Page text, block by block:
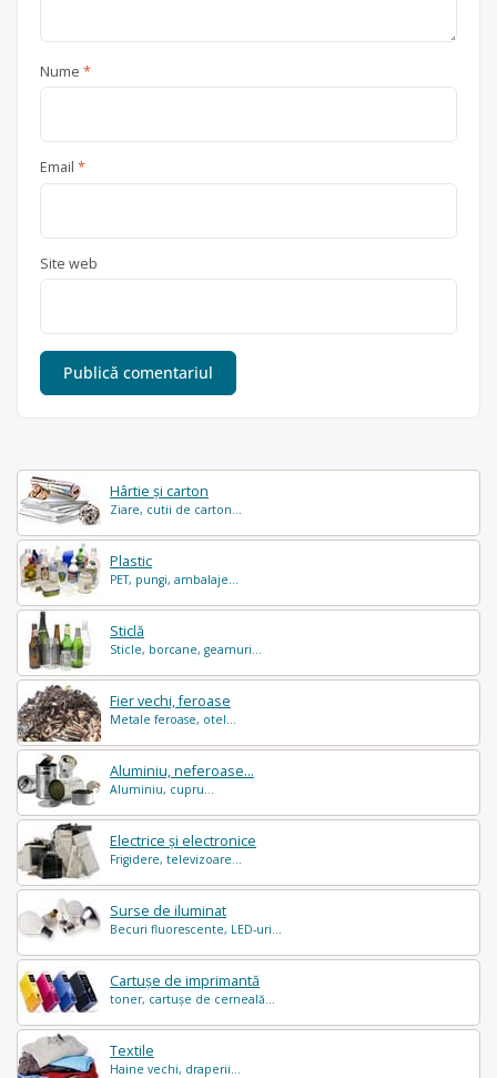
Hârtie și carton
Ziare, cutii de carton...
Plastic
PET, pungi, ambalaje...
Sticlă
Sticle, borcane, geamuri...
Fier vechi, feroase
Metale feroase, otel...
Aluminiu, neferoase...
Aluminiu, cupru...
Electrice și electronice
Frigidere, televizoare...
Surse de iluminat
Becuri fluorescente, LED-uri...
Cartușe de imprimantă
toner, cartușe de cerneală...
Textile
Haine vechi, draperii...
Nume *
Email *
Site web